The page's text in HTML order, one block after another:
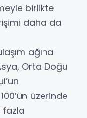
birlikte
daha da
ağına
Orta Doğu
üzerinde
fazla